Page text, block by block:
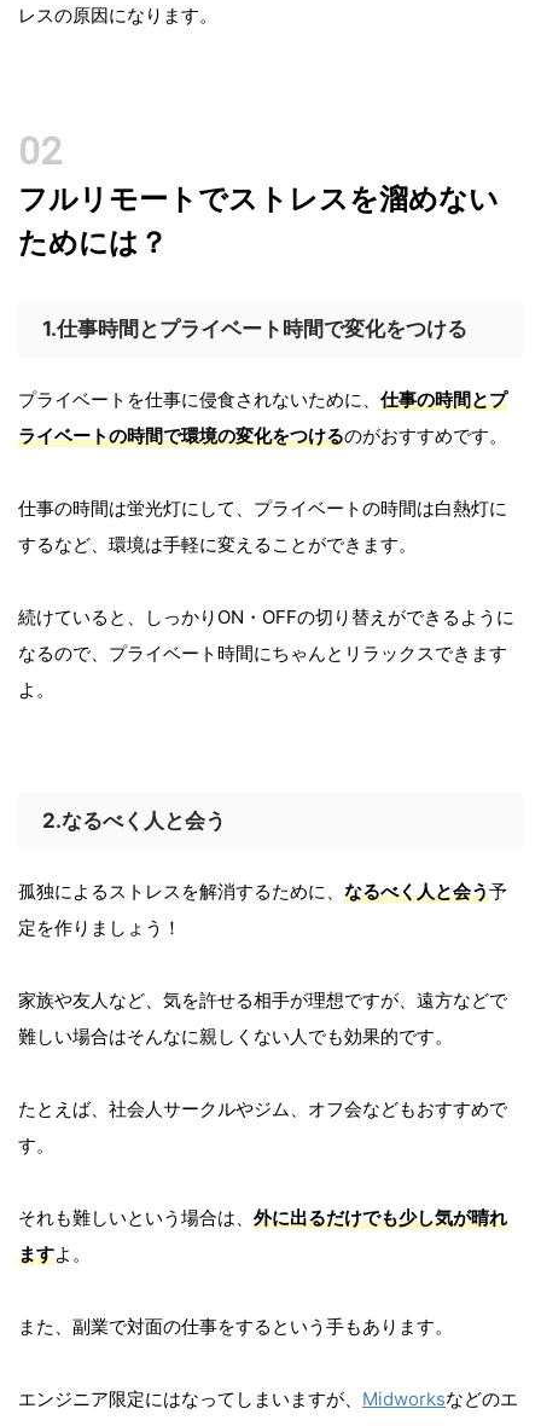
レスの原因になります。
フルリモートでストレスを溜めない
ためには？
1.仕事時間とプライベート時間で変化をつける
プライベートを仕事に侵食されないために、 仕事の時間とプ
ライベートの時間で環境の変化をつけるのがおすすめです。
仕事の時間は蛍光灯にして、プライベートの時間は白熱灯に
するなど、環境は手軽に変えることができます。
続けていると、しっかりON・OFFの切り替えができるように
なるので、プライベート時間にちゃんとリラックスできます
よ。
2.なるべく人と会う
孤独によるストレスを解消するために、 なるべく人と会う予
定を作りましょう！
家族や友人など、気を許せる相手が理想ですが、遠方などで
難しい場合はそんなに親しくない人でも効果的です。
たとえば、社会人サークルやジム、オフ会などもおすすめで
す。
それも難しいという場合は、 外に出るだけでも少し気が晴れ
ますよ。
また、副業で対面の仕事をするという手もあります。
エンジニア限定にはなってしまいますが、 Midworksなどのエ